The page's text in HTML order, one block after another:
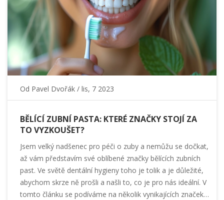
Od Pavel Dvořák / lis, 7 2023
BĚLÍCÍ ZUBNÍ PASTA: KTERÉ ZNAČKY STOJÍ ZA
TO VYZKOUŠET?
Jsem velký nadšenec pro péči o zuby a nemůžu se dočkat,
až vám představím své oblíbené značky bělících zubních
past. Ve světě dentální hygieny toho je tolik a je důležité,
abychom skrze ně prošli a našli to, co je pro nás ideální. V
tomto článku se podíváme na několik vynikajících značek,